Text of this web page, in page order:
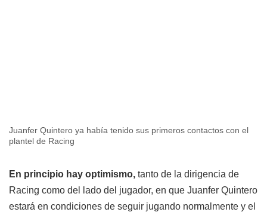
Juanfer Quintero ya había tenido sus primeros contactos con el
plantel de Racing
En principio hay optimismo, tanto de la dirigencia de
Racing como del lado del jugador, en que Juanfer Quintero
estará en condiciones de seguir jugando normalmente y el